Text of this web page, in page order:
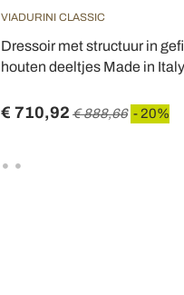
VIADURINI CLASSIC
Dressoir met structuur in
houten deeltjes Made in
€ 710,92 € 888,66 - 20%